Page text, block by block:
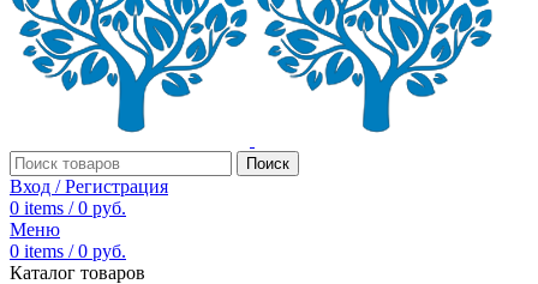
Поиск
Вход / Регистрация
0 items / 0 руб.
Меню
0 items / 0 руб.
Каталог товаров